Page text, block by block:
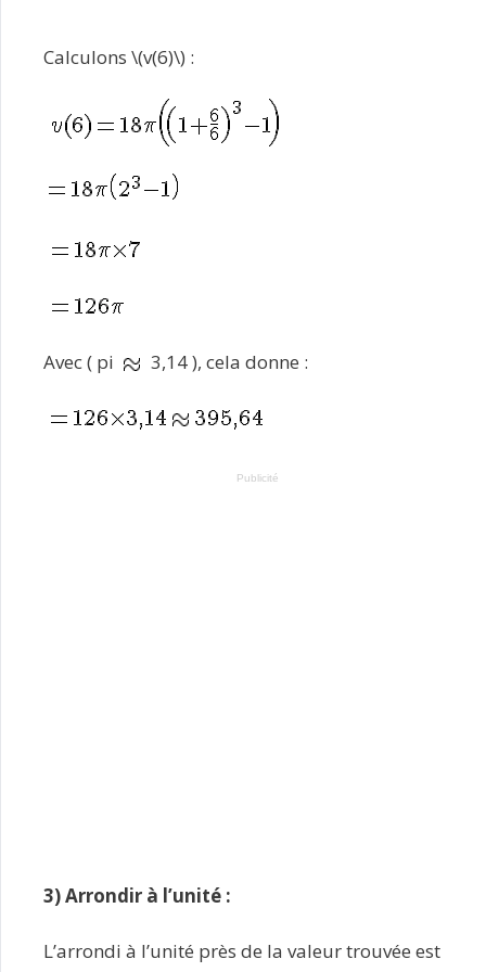
Calculons \(v(6)\) :
Avec ( pi 3,14 ), cela donne :
Publicité
3) Arrondir à l’unité :
L’arrondi à l’unité près de la valeur trouvée est